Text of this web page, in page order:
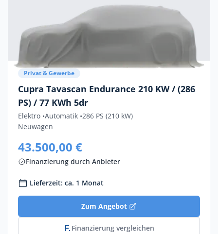
Privat & Gewerbe
Cupra Tavascan Endurance 210 KW / (286
PS) / 77 KWh 5dr
Elektro •Automatik •286 PS (210 kW)
Neuwagen
43.500,00 €
Finanzierung durch Anbieter
Lieferzeit: ca. 1 Monat
Zum Angebot
Finanzierung vergleichen